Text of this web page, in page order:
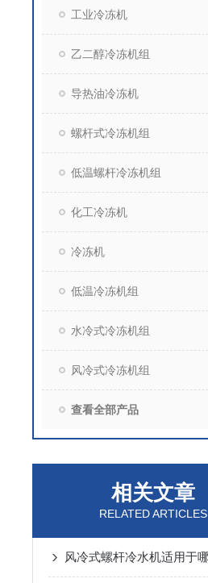
工业冷冻机
乙二醇冷冻机组
导热油冷冻机
螺杆式冷冻机组
低温螺杆冷冻机组
化工冷冻机
冷冻机
低温冷冻机组
水冷式冷冻机组
风冷式冷冻机组
查看全部产品
相关文章
RELATED ARTICLES